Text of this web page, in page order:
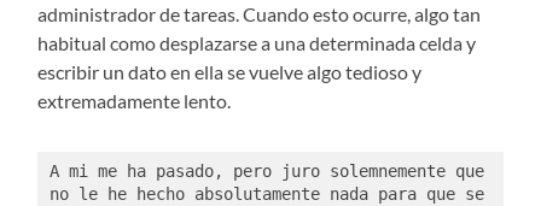
administrador de tareas. Cuando esto ocurre, algo tan
habitual como desplazarse a una determinada celda y
escribir un dato en ella se vuelve algo tedioso y
extremadamente lento.
A mi me ha pasado, pero juro solemnemente que
no le he hecho absolutamente nada para que se